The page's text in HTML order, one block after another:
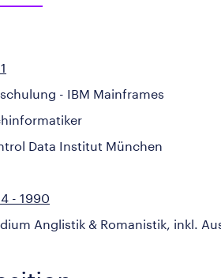
- IBM Mainframes
Data Institut München
- 1990
Anglistik & Romanistik, inkl.